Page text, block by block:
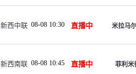
新西中联 08-08 10:30 直播中 米拉马
新西南联 08-08 10:45 直播中 菲利米